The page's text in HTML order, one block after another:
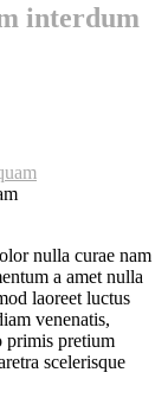
interdum
nulla curae nam
a amet nulla
laoreet luctus
venenatis,
primis pretium
scelerisque